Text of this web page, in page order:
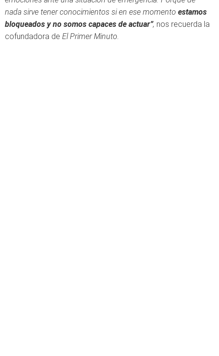
nada sirve tener conocimientos si en ese momento estamos
bloqueados y no somos capaces de actuar”, nos recuerda la
cofundadora de El Primer Minuto.